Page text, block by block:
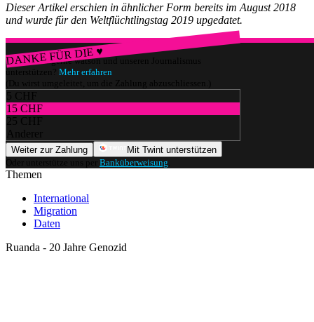
Dieser Artikel erschien in ähnlicher Form bereits im August 2018
und wurde für den Weltflüchtlingstag 2019 upgedatet.
DANKE FÜR DIE ♥
Würdest du gerne watson und unseren Journalismus
unterstützen? Mehr erfahren
(Du wirst umgeleitet, um die Zahlung abzuschliessen.)
5 CHF
15 CHF
25 CHF
Anderer
Weiter zur Zahlung
Mit Twint unterstützen
Oder unterstütze uns per Banküberweisung
Themen
International
Migration
Daten
Ruanda - 20 Jahre Genozid